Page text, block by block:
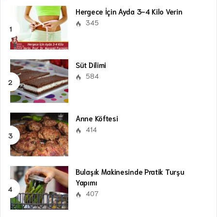
Hergece İçin Ayda 3-4 Kilo Verin
345
Süt Dilimi
584
Anne Köftesi
414
Bulaşık Makinesinde Pratik Turşu
Yapımı
407